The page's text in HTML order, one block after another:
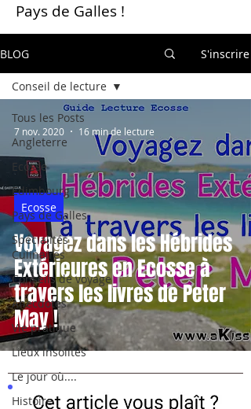
Pays de Galles !
BLOG S'inscrire
Tous les Posts
Angleterre
Ecosse
Edimbourg
Pays de Galles
Spécialités
Culinaires
Conseils de voyage
Anecdotes
Vie pratique
Lieux insolites
Le jour où....
Histoire
Conseil de lecture
Voyagez dans les Hébrides
Extérieures en Ecosse à
travers les livres de Peter
May !
Ecosse
7 nov. 2020 16 min de lecture